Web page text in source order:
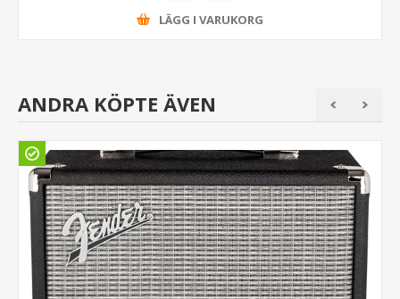
LÄGG I VARUKORG
ANDRA KÖPTE ÄVEN